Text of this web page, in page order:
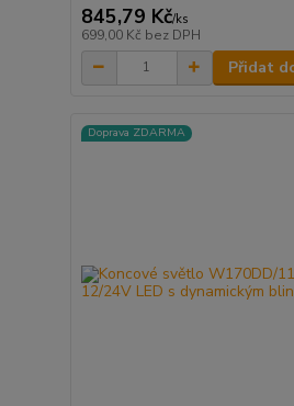
845,79 Kč/ks
699,00 Kč bez DPH
Přidat
Doprava ZDARMA